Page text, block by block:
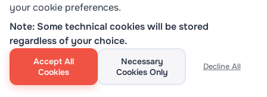
deaktivieren, indem Sie das Flag auf
setzen. Dies zwingt Chrome, auf TCP-basiertes
HTTP/2 oder HTTP/1.1 zurückzufallen.
Technische Entscheidungsmatrix:
Welchen Fix zuerst anwenden
your cookie preferences.
Note: Some technical cookies will be stored
regardless of your choice.
Accept All
Cookies
Necessary
Cookies Only
Decline All